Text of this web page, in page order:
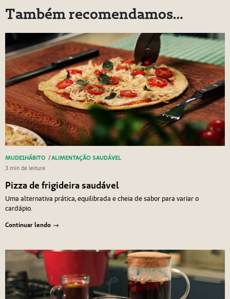
Também recomendamos…
MUDE1HÁBITO /ALIMENTAÇÃO SAUDÁVEL
3 min de leitura
Pizza de frigideira saudável
Uma alternativa prática, equilibrada e cheia de sabor para variar o
cardápio.
Continuar lendo